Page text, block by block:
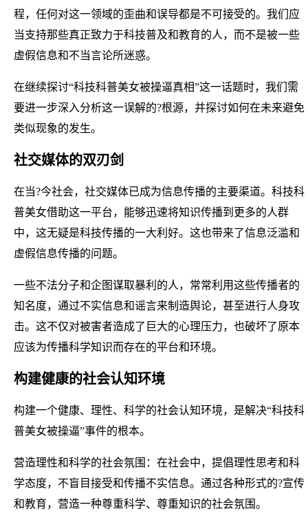
程，任何对这一领域的歪曲和误导都是不可接受的。我们应
当支持那些真正致力于科技普及和教育的人，而不是被一些
虚假信息和不当言论所迷惑。
在继续探讨“科技科普美女被操逼真相”这一话题时，我们需
要进一步深入分析这一误解的?根源，并探讨如何在未来避免
类似现象的发生。
社交媒体的双刃剑
在当?今社会，社交媒体已成为信息传播的主要渠道。科技科
普美女借助这一平台，能够迅速将知识传播到更多的人群
中，这无疑是科技传播的一大利好。这也带来了信息泛滥和
虚假信息传播的问题。
一些不法分子和企图谋取暴利的人，常常利用这些传播者的
知名度，通过不实信息和谣言来制造舆论，甚至进行人身攻
击。这不仅对被害者造成了巨大的心理压力，也破坏了原本
应该为传播科学知识而存在的平台和环境。
构建健康的社会认知环境
构建一个健康、理性、科学的社会认知环境，是解决“科技科
普美女被操逼”事件的根本。
营造理性和科学的社会氛围：在社会中，提倡理性思考和科
学态度，不盲目接受和传播不实信息。通过各种形式的?宣传
和教育，营造一种尊重科学、尊重知识的社会氛围。